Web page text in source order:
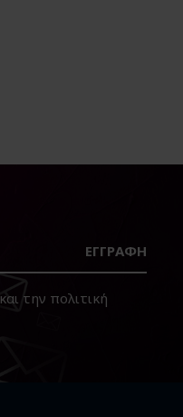
ΕΓΓΡΑΦΉ
και την πολιτική